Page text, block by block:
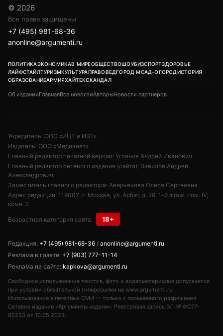
© 2026
Все права защищены
+7 (495) 981-68-36
anonline@argumenti.ru
ПОЛИТИКАЭКОНОМИКАВ МИРЕОБЩЕСТВОШОУБИЗСПОРТЗДОРОВЬЕ
ЛАЙФСТАЙЛТУРИЗМКУЛЬТУРАПРАВОВЕДГОРОД МСАД-ОГОРОДИСТОРИЯ
ОБРАЗОВАНИЕАРМИЯХАЙТЕКСКАНДАЛ
Об изданииГлавнаяВсе новостиАвторыНовости партнеров
Учредитель: ООО «ИЦТ и ИЭТ»
Издатель: ООО «Медианет»
Главный редактор печатной версии: Угланов Андрей Иванович
Главный редактор сетевого издания (сайта): Вавилов Андрей
Александрович
Заместитель главного редактора: Аверьянова Олеся Сергеевна
Адрес редакции: 119002, г. Москва, ул. Арбат, д. 29, 1-й этаж, пом. IV,
комн. 2
Возрастная категория сайта: 18+
Редакция: +7 (495) 981-68-36 / anonline@argumenti.ru
Реклама в газете: +7 (903) 777-11-14
Реклама на сайте: kapkova@argumenti.ru
Свободное использование текстов, фото и видеоматериалов допускается
при условии обязательной гиперссылки на www.argumenti.ru.
Использование в печатных СМИ — только с письменного разрешения.
Сетевое издание «Аргументы недели». Реестровая запись ЭЛ № ФС77-
85253 от 10.05.2023.